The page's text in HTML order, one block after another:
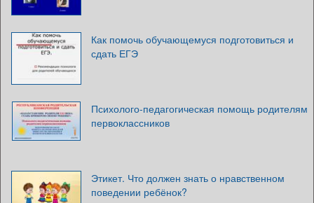
Как помочь обучающемуся подготовиться и
сдать ЕГЭ
Психолого-педагогическая помощь родителям
первоклассников
Этикет. Что должен знать о нравственном
поведении ребёнок?